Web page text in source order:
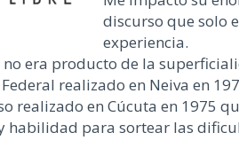
discurso que solo
experiencia.
era producto de la
realizado en Neiva en
realizado en Cúcuta en 1975
habilidad para sortear las